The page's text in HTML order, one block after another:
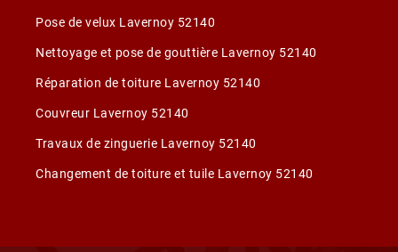
Pose de velux Lavernoy 52140
Nettoyage et pose de gouttière Lavernoy 52140
Réparation de toiture Lavernoy 52140
Couvreur Lavernoy 52140
Travaux de zinguerie Lavernoy 52140
Changement de toiture et tuile Lavernoy 52140